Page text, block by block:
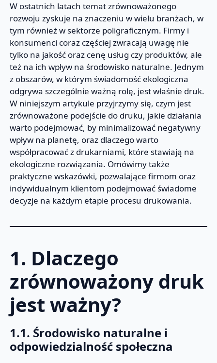
W ostatnich latach temat zrównoważonego
rozwoju zyskuje na znaczeniu w wielu branżach, w
tym również w sektorze poligraficznym. Firmy i
konsumenci coraz częściej zwracają uwagę nie
tylko na jakość oraz cenę usług czy produktów, ale
też na ich wpływ na środowisko naturalne. Jednym
z obszarów, w którym świadomość ekologiczna
odgrywa szczególnie ważną rolę, jest właśnie druk.
W niniejszym artykule przyjrzymy się, czym jest
zrównoważone podejście do druku, jakie działania
warto podejmować, by minimalizować negatywny
wpływ na planetę, oraz dlaczego warto
współpracować z drukarniami, które stawiają na
ekologiczne rozwiązania. Omówimy także
praktyczne wskazówki, pozwalające firmom oraz
indywidualnym klientom podejmować świadome
decyzje na każdym etapie procesu drukowania.
1. Dlaczego
zrównoważony druk
jest ważny?
1.1. Środowisko naturalne i
odpowiedzialność społeczna